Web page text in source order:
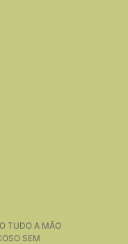
TUDO A MÃO
SEM